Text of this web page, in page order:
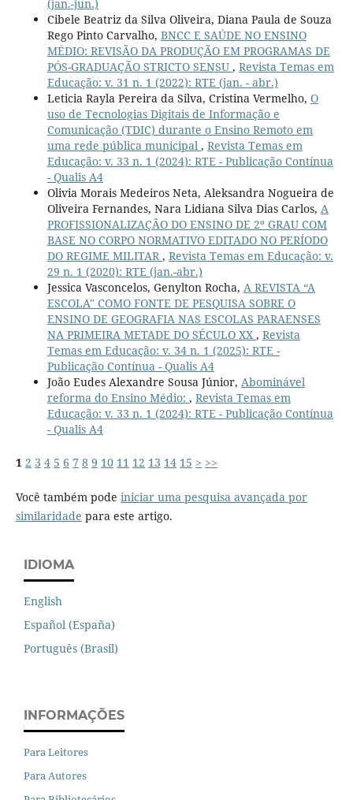
(jan.-jun.)
Cibele Beatriz da Silva Oliveira, Diana Paula de Souza
Rego Pinto Carvalho, BNCC E SAÚDE NO ENSINO
MÉDIO: REVISÃO DA PRODUÇÃO EM PROGRAMAS DE
PÓS-GRADUAÇÃO STRICTO SENSU , Revista Temas em
Educação: v. 31 n. 1 (2022): RTE (jan. - abr.)
Leticia Rayla Pereira da Silva, Cristina Vermelho, O
uso de Tecnologias Digitais de Informação e
Comunicação (TDIC) durante o Ensino Remoto em
uma rede pública municipal , Revista Temas em
Educação: v. 33 n. 1 (2024): RTE - Publicação Contínua
- Qualis A4
Olivia Morais Medeiros Neta, Aleksandra Nogueira de
Oliveira Fernandes, Nara Lidiana Silva Dias Carlos, A
PROFISSIONALIZAÇÃO DO ENSINO DE 2º GRAU COM
BASE NO CORPO NORMATIVO EDITADO NO PERÍODO
DO REGIME MILITAR , Revista Temas em Educação: v.
29 n. 1 (2020): RTE (jan.-abr.)
Jessica Vasconcelos, Genylton Rocha, A REVISTA “A
ESCOLA" COMO FONTE DE PESQUISA SOBRE O
ENSINO DE GEOGRAFIA NAS ESCOLAS PARAENSES
NA PRIMEIRA METADE DO SÉCULO XX , Revista
Temas em Educação: v. 34 n. 1 (2025): RTE -
Publicação Contínua - Qualis A4
João Eudes Alexandre Sousa Júnior, Abominável
reforma do Ensino Médio: , Revista Temas em
Educação: v. 33 n. 1 (2024): RTE - Publicação Contínua
- Qualis A4
1 2 3 4 5 6 7 8 9 10 11 12 13 14 15 > >>
Você também pode iniciar uma pesquisa avançada por
similaridade para este artigo.
IDIOMA
English
Español (España)
Português (Brasil)
INFORMAÇÕES
Para Leitores
Para Autores